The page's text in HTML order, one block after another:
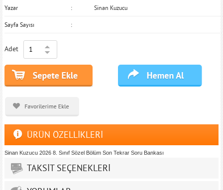
Yazar Sinan Kuzucu
Sayfa Sayısı
Adet
ÜRÜN ÖZELLİKLERİ
Sinan Kuzucu 2026 8. Sınıf Sözel Bölüm Son Tekrar Soru Bankası
TAKSİT SEÇENEKLERİ